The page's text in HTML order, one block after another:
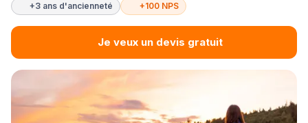
+3 ans d'ancienneté +100 NPS
Je veux un devis gratuit